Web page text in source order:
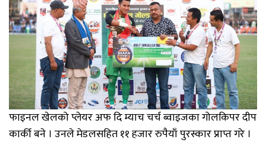
फाइनल खेलको प्लेयर अफ दि म्याच चर्च ब्वाइजका गोलकिपर दीप
कार्की बने । उनले मेडलसहित ११ हजार रुपैयाँ पुरस्कार प्राप्त गरे ।